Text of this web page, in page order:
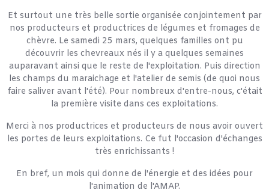
Et surtout une très belle sortie organisée conjointement par
nos producteurs et productrices de légumes et fromages de
chèvre. Le samedi 25 mars, quelques familles ont pu
découvrir les chevreaux nés il y a quelques semaines
auparavant ainsi que le reste de l'exploitation. Puis direction
les champs du maraichage et l'atelier de semis (de quoi nous
faire saliver avant l'été). Pour nombreux d'entre-nous, c'était
la première visite dans ces exploitations.
Merci à nos productrices et producteurs de nous avoir ouvert
les portes de leurs exploitations. Ce fut l'occasion d'échanges
très enrichissants !
En bref, un mois qui donne de l'énergie et des idées pour
l'animation de l'AMAP.